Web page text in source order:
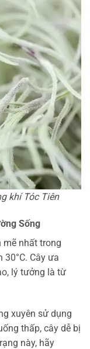
khí Tóc Tiên
Sống
mẽ nhất trong
Cây ưa
lý tưởng là từ
xuyên sử dụng
thấp, cây dễ bị
này, hãy